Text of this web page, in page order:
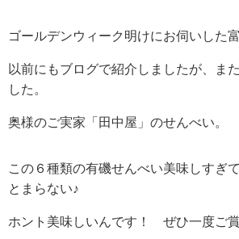
ゴールデンウィーク明けにお伺いした
以前にもブログで紹介しましたが、ま
した。
奥様のご実家 「田中屋」 のせんべい。
この６種類の有磯せんべい美味しす
とまらない♪
ホント美味しいんです！ ぜひ一度ご賞